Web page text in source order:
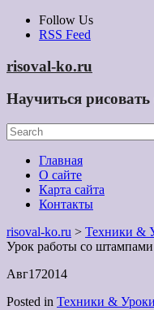
Skip
Follow Us
RSS Feed
risoval-ko.ru
Научиться
Главная
О сайте
Карта сайта
Контакты
risoval-ko.ru > Техники &
Урок работы со штампами
Авг172014
Posted in Техники & Уроки